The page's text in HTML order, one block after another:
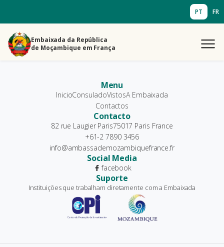
PT FR
Embaixada da República
de Moçambique em França
Suporte
Instituições que trabalham diretamente com a Embaixada
Menu
InicioConsuladoVistosA Embaixada
Contactos
Contacto
82 rue Laugier Paris75017 Paris France
+61-2 7890 3456
info@ambassademozambiquefrance.fr
Social Media
facebook